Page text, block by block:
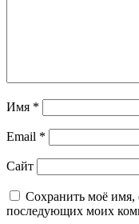
Имя *
Email *
Сайт
Сохранить моё имя,
последующих моих